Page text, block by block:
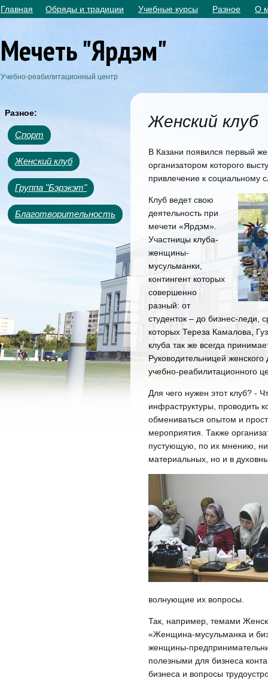
Главная Обряды и традиции Учебные курсы Разное О
Мечеть "Ярдэм"
Учебно-реабилитационный центр
Разное:
Спорт
Женский клуб
Группа "Бэрэкэт"
Благотворительность
Женский клуб
В Казани появился первый
организатором которого
привлечение к социальному
Клуб ведет свою
деятельность при
мечети «Ярдэм».
Участницы клуба-
женщины-
мусульманки,
контингент которых
совершенно
разный: от
студенток – до бизнес-леди,
которых Тереза Камалова,
клуба так же всегда
Руководительницей
учебно-реабилитационного
Для чего нужен этот клуб? -
инфраструктуры, проводить
обмениваться опытом и
мероприятия. Также
пустующую, по их мнению,
материальных, но и в
волнующие их вопросы.
Так, например, темами
«Женщина-мусульманка и
женщины-
полезными для бизнеса
бизнеса и вопросы